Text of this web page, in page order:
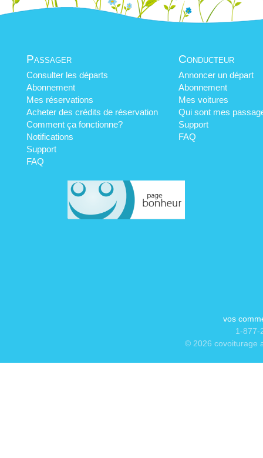
Passager
Consulter les départs
Abonnement
Mes réservations
Acheter des crédits de réservation
Comment ça fonctionne?
Notifications
Support
FAQ
Conducteur
Annoncer un départ
Abonnement
Mes voitures
Qui sont mes
Support
FAQ
vos
1-877-
© 2026 covoiturage